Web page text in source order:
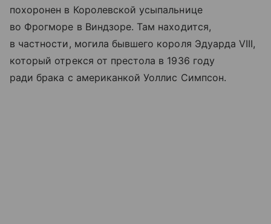
похоронен в Королевской усыпальнице
во Фрогморе в Виндзоре. Там находится,
в частности, могила бывшего короля Эдуарда VIII,
который отрекся от престола в 1936 году
ради брака с американкой Уоллис Симпсон.